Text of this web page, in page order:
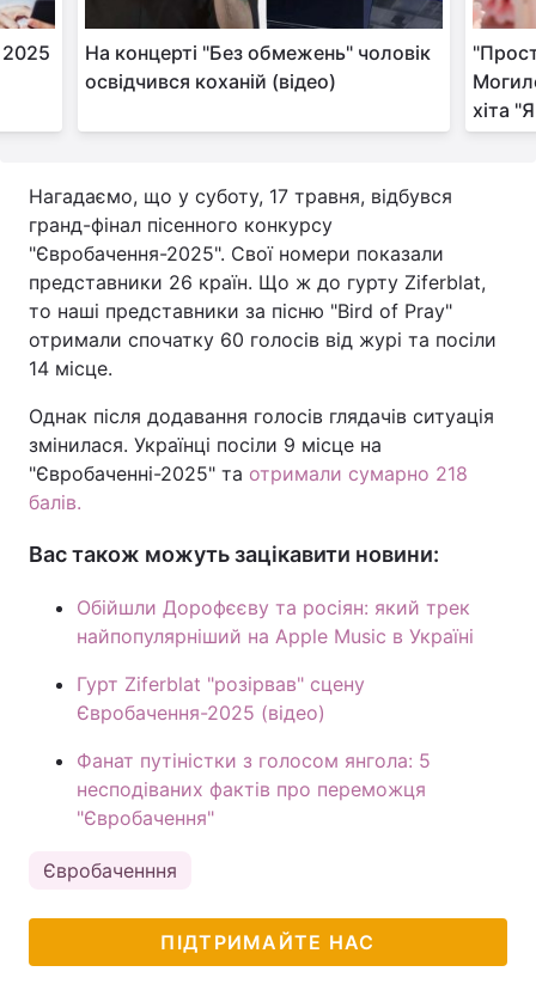
2025
На концерті "Без обмежень" чоловік
освідчився коханій (відео)
хіта
Нагадаємо, що у суботу, 17 травня, відбувся
гранд-фінал пісенного конкурсу
"Євробачення-2025". Свої номери показали
представники 26 країн. Що ж до гурту Ziferblat,
то наші представники за пісню "Bird of Pray"
отримали спочатку 60 голосів від журі та посіли
14 місце.
Однак після додавання голосів глядачів ситуація
змінилася. Українці посіли 9 місце на
"Євробаченні-2025" та отримали сумарно 218
балів.
Вас також можуть зацікавити новини:
Обійшли Дорофєєву та росіян: який трек
найпопулярніший на Apple Music в Україні
Гурт Ziferblat "розірвав" сцену
Євробачення-2025 (відео)
Фанат путіністки з голосом янгола: 5
несподіваних фактів про переможця
"Євробачення"
Євробаченння
ПІДТРИМАЙТЕ НАС